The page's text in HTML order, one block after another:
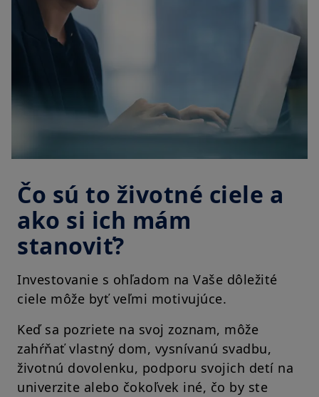
Čo sú to životné ciele a
ako si ich mám
stanoviť?
Investovanie s ohľadom na Vaše dôležité
ciele môže byť veľmi motivujúce.
Keď sa pozriete na svoj zoznam, môže
zahŕňať vlastný dom, vysnívanú svadbu,
životnú dovolenku, podporu svojich detí na
univerzite alebo čokoľvek iné, čo by ste